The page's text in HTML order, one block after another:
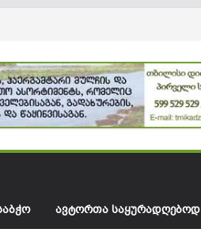
ᲐᲕᲢᲝᲠᲗᲐ ᲡᲐᲧᲣᲠᲐᲓᲦᲔᲑᲝᲓ